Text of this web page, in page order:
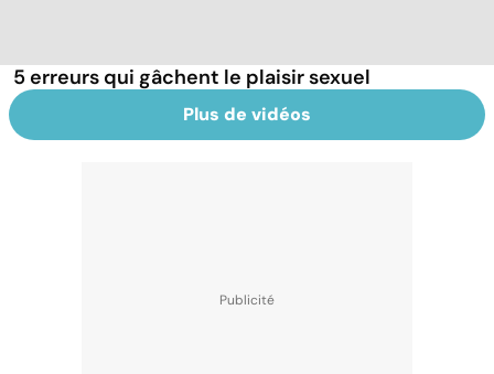
5 erreurs qui gâchent le plaisir sexuel
Plus de vidéos